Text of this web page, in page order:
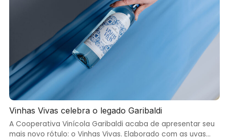
Vinhas Vivas celebra o legado Garibaldi
A Cooperativa Vinícola Garibaldi acaba de apresentar seu
mais novo rótulo: o Vinhas Vivas. Elaborado com as uvas…